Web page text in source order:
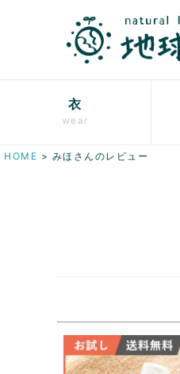
衣
wear
HOME みほさんのレビュー